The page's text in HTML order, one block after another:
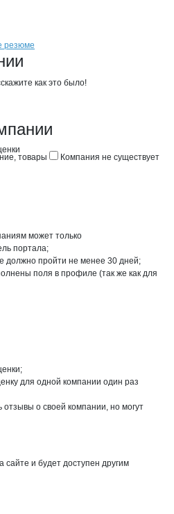
ВИФ МАРИН
резюме
ООО
как это было!
о неточностях
товары Компания не существует
может только
портала;
должно пройти не менее 30 дней;
поля в профиле (так же как для
для одной компании один раз
отзывы о своей компании, но могут
и будет доступен другим